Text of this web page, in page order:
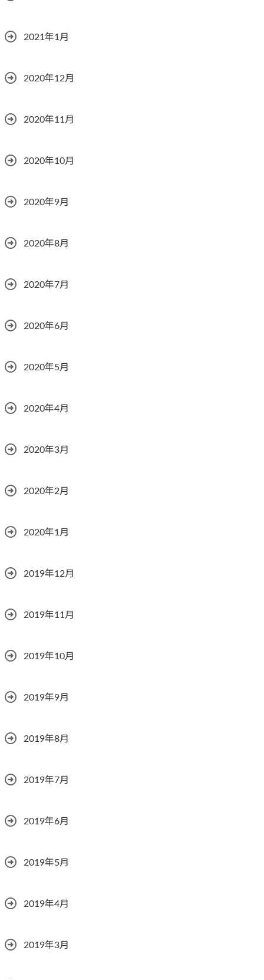
2021年1月
2020年12月
2020年11月
2020年10月
2020年9月
2020年8月
2020年7月
2020年6月
2020年5月
2020年4月
2020年3月
2020年2月
2020年1月
2019年12月
2019年11月
2019年10月
2019年9月
2019年8月
2019年7月
2019年6月
2019年5月
2019年4月
2019年3月